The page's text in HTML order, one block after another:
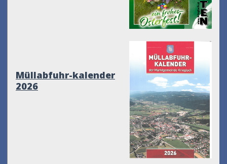
Müllabfuhr-kalender
2026